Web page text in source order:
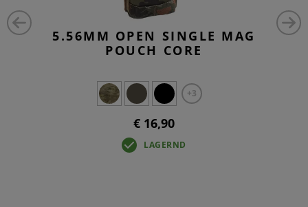
5.56MM OPEN SINGLE MAG
POUCH CORE
+3
€ 16,90
LAGERND